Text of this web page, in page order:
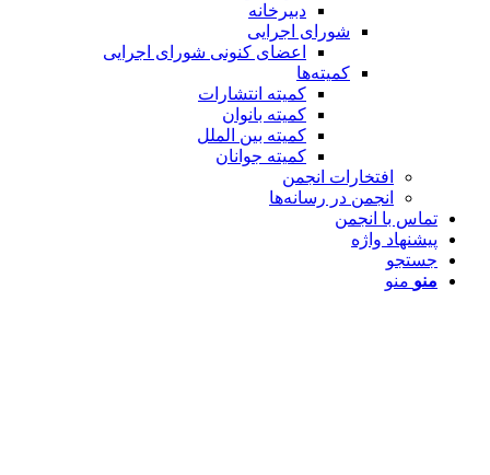
دبیرخانه
شورای اجرایی
اعضای کنونی شورای اجرایی
کمیته‌ها
کمیته انتشارات
کمیته بانوان
کمیته بین الملل
کمیته جوانان
افتخارات انجمن
انجمن در رسانه‌ها
تماس با انجمن
پیشنهاد واژه
جستجو
منو منو